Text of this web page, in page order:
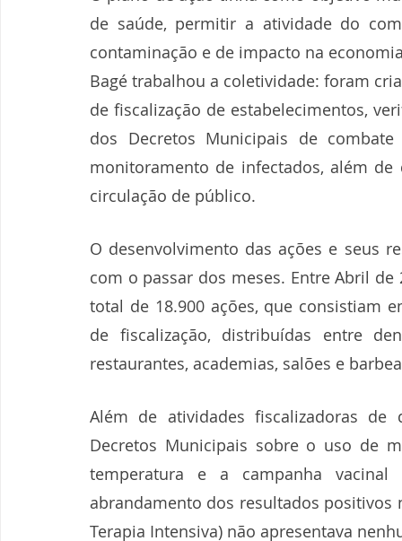
de saúde, permitir a atividade do
contaminação e de impacto na
Bagé trabalhou a coletividade: foram
de fiscalização de estabelecimentos,
dos Decretos Municipais de
monitoramento de infectados, além
circulação de público.
O desenvolvimento das ações e seus
com o passar dos meses. Entre Abril
total de 18.900 ações, que consistiam
de fiscalização, distribuídas entre
restaurantes, academias, salões e
Além de atividades fiscalizadoras
Decretos Municipais sobre o uso de
temperatura e a campanha
abrandamento dos resultados positivos
Terapia Intensiva) não apresentava